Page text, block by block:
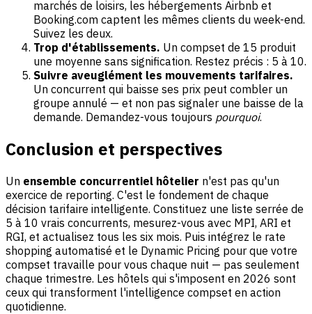
marchés de loisirs, les hébergements Airbnb et
Booking.com captent les mêmes clients du week-end.
Suivez les deux.
Trop d'établissements. Un compset de 15 produit
une moyenne sans signification. Restez précis : 5 à 10.
Suivre aveuglément les mouvements tarifaires.
Un concurrent qui baisse ses prix peut combler un
groupe annulé — et non pas signaler une baisse de la
demande. Demandez-vous toujours pourquoi.
Conclusion et perspectives
Un ensemble concurrentiel hôtelier n'est pas qu'un
exercice de reporting. C'est le fondement de chaque
décision tarifaire intelligente. Constituez une liste serrée de
5 à 10 vrais concurrents, mesurez-vous avec MPI, ARI et
RGI, et actualisez tous les six mois. Puis intégrez le rate
shopping automatisé et le Dynamic Pricing pour que votre
compset travaille pour vous chaque nuit — pas seulement
chaque trimestre. Les hôtels qui s'imposent en 2026 sont
ceux qui transforment l'intelligence compset en action
quotidienne.